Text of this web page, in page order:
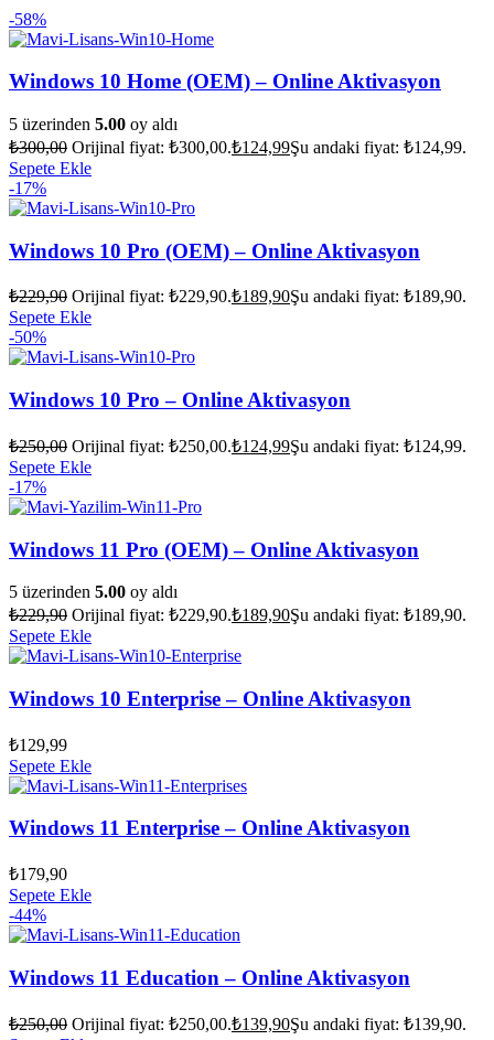
-58%
Windows 10 Home (OEM) – Online Aktivasyon
5 üzerinden 5.00 oy aldı
₺300,00 Orijinal fiyat: ₺300,00.₺124,99Şu andaki fiyat: ₺124,99.
Sepete Ekle
-17%
Windows 10 Pro (OEM) – Online Aktivasyon
₺229,90 Orijinal fiyat: ₺229,90.₺189,90Şu andaki fiyat: ₺189,90.
Sepete Ekle
-50%
Windows 10 Pro – Online Aktivasyon
₺250,00 Orijinal fiyat: ₺250,00.₺124,99Şu andaki fiyat: ₺124,99.
Sepete Ekle
-17%
Windows 11 Pro (OEM) – Online Aktivasyon
5 üzerinden 5.00 oy aldı
₺229,90 Orijinal fiyat: ₺229,90.₺189,90Şu andaki fiyat: ₺189,90.
Sepete Ekle
Windows 10 Enterprise – Online Aktivasyon
₺129,99
Sepete Ekle
Windows 11 Enterprise – Online Aktivasyon
₺179,90
Sepete Ekle
-44%
Windows 11 Education – Online Aktivasyon
₺250,00 Orijinal fiyat: ₺250,00.₺139,90Şu andaki fiyat: ₺139,90.